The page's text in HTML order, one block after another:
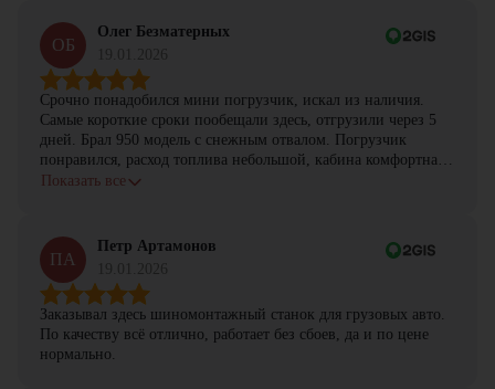
ОБ
Олег Безматерных
Срочно понадобился мини погрузчик, искал из наличия.
Самые короткие сроки пообещали здесь, отгрузили через 5
дней. Брал 950 модель с снежным отвалом. Погрузчик
понравился, расход топлива небольшой, кабина комфортная,
с задачами справляется.
Показать все
ПА
Петр Артамонов
Заказывал здесь шиномонтажный станок для грузовых авто.
По качеству всё отлично, работает без сбоев, да и по цене
нормально.